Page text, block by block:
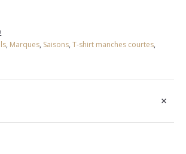
, Marques, Saisons, T-shirt manches courtes,
+